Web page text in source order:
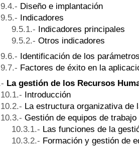
Diseño e implantación
Indicadores
Indicadores principales
Otros indicadores
Identificación de los
Factores de éxito en la
La gestión de los Recursos
Introducción
La estructura organizativa de
Gestión de equipos de trabajo
Las funciones de la
Formación y gestión de